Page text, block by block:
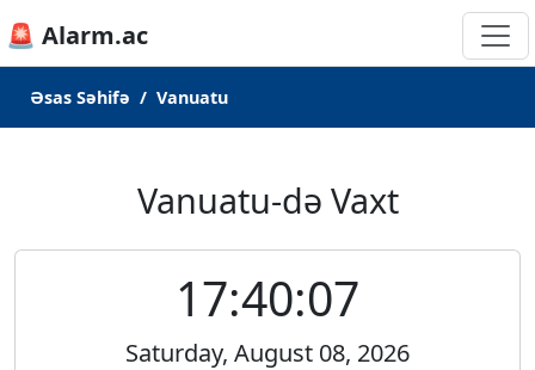
🚨 Alarm.ac
Əsas Səhifə Vanuatu
Vanuatu-də Vaxt
17:40:07
Saturday, August 08, 2026